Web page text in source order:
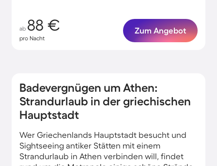
ab 88 €
pro Nacht
Zum Angebot
Badevergnügen um Athen:
Strandurlaub in der griechischen
Hauptstadt
Wer Griechenlands Hauptstadt besucht und
Sightseeing antiker Stätten mit einem
Strandurlaub in Athen verbinden will, findet